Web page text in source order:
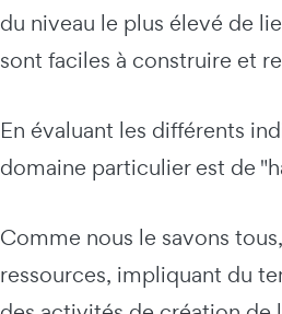
du niveau le plus élevé de
sont faciles à construire et
En évaluant les différents
domaine particulier est de
Comme nous le savons
ressources, impliquant du